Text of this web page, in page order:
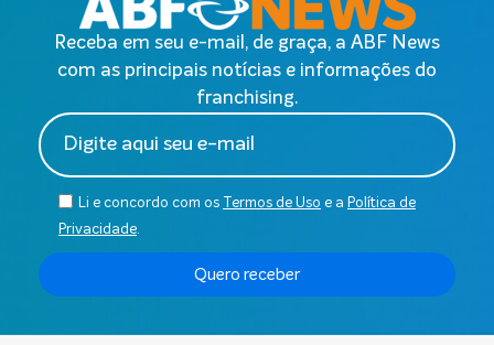
Receba em seu e-mail, de graça, a ABF News
com as principais notícias e informações do
franchising.
Li e concordo com os Termos de Uso e a Política de
Privacidade.
Quero receber